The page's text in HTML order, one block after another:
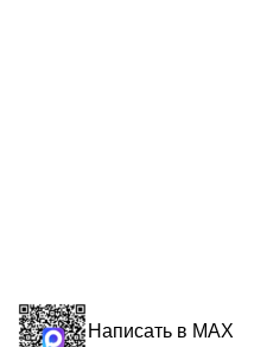
Написать в MAX